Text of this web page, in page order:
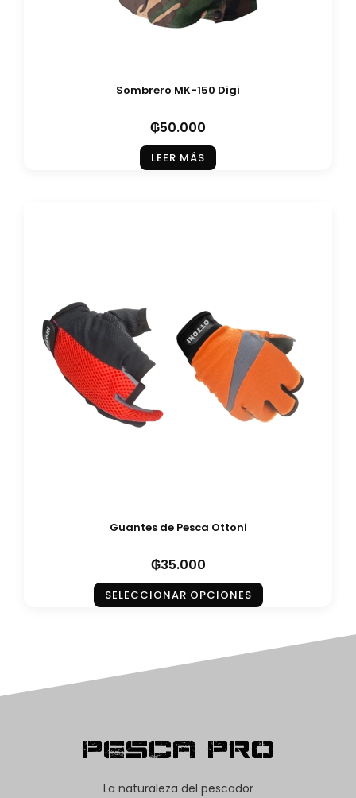
Sombrero MK-150 Digi
₲50.000
LEER MÁS
Guantes de Pesca Ottoni
₲35.000
SELECCIONAR OPCIONES
Pesca Pro
La naturaleza del pescador